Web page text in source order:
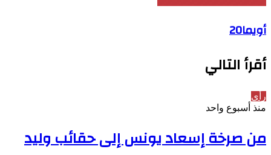
أويما20
أقرأ التالي
رأي
منذ أسبوع واحد
من صرخة إسعاد يونس إلى حقائب وليد